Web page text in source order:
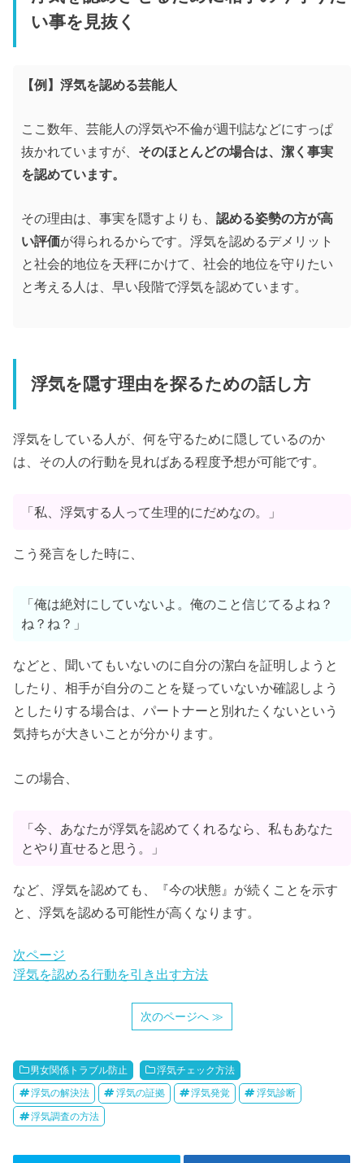
い事を見抜く
【例】浮気を認める芸能人
ここ数年、芸能人の浮気や不倫が週刊誌などにすっぱ
抜かれていますが、 そのほとんどの場合は、潔く事実
を認めています。
その理由は、事実を隠すよりも、認める姿勢の方が高
い評価が得られるからです。浮気を認めるデメリット
と社会的地位を天秤にかけて、社会的地位を守りたい
と考える人は、早い段階で浮気を認めています。
浮気を隠す理由を探るための話し方
浮気をしている人が、何を守るために隠しているのか
は、その人の行動を見ればある程度予想が可能です。
「私、浮気する人って生理的にだめなの。」
こう発言をした時に、
「俺は絶対にしていないよ。俺のこと信じてるよね？
ね？ね？」
などと、聞いてもいないのに自分の潔白を証明しようと
したり、相手が自分のことを疑っていないか確認しよう
としたりする場合は、パートナーと別れたくないという
気持ちが大きいことが分かります。
この場合、
「今、あなたが浮気を認めてくれるなら、私もあなた
とやり直せると思う。」
など、浮気を認めても、『今の状態』が続くことを示す
と、浮気を認める可能性が高くなります。
次ページ
浮気を認める行動を引き出す方法
次のページへ ≫
男女関係トラブル防止 浮気チェック方法
浮気の解決法 浮気の証拠 浮気発覚 浮気診断
浮気調査の方法